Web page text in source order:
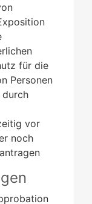
für die
Personen
vor
noch